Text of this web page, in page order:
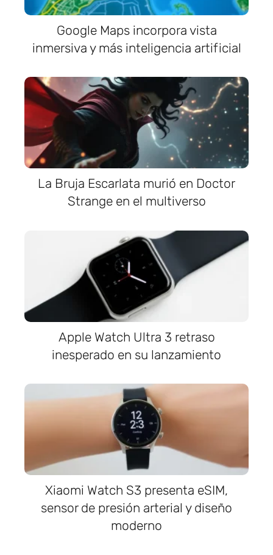
Google Maps incorpora vista
inmersiva y más inteligencia artificial
La Bruja Escarlata murió en Doctor
Strange en el multiverso
Apple Watch Ultra 3 retraso
inesperado en su lanzamiento
Xiaomi Watch S3 presenta eSIM,
sensor de presión arterial y diseño
moderno